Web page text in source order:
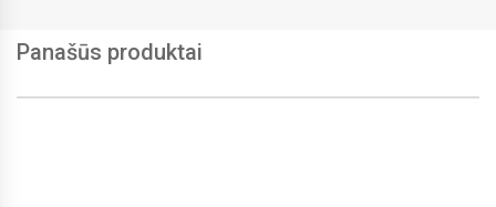
Panašūs produktai